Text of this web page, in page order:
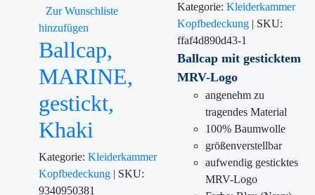
Zur Wunschliste
hinzufügen
Ballcap,
MARINE,
gestickt,
Khaki
Kategorie: Kleiderkammer
Kopfbedeckung | SKU:
9340950381
Kategorie: Kleiderkammer
Kopfbedeckung | SKU:
ffaf4d890d43-1
Ballcap mit gesticktem
MRV-Logo
angenehm zu
tragendes Material
100% Baumwolle
größenverstellbar
aufwendig gesticktes
MRV-Logo